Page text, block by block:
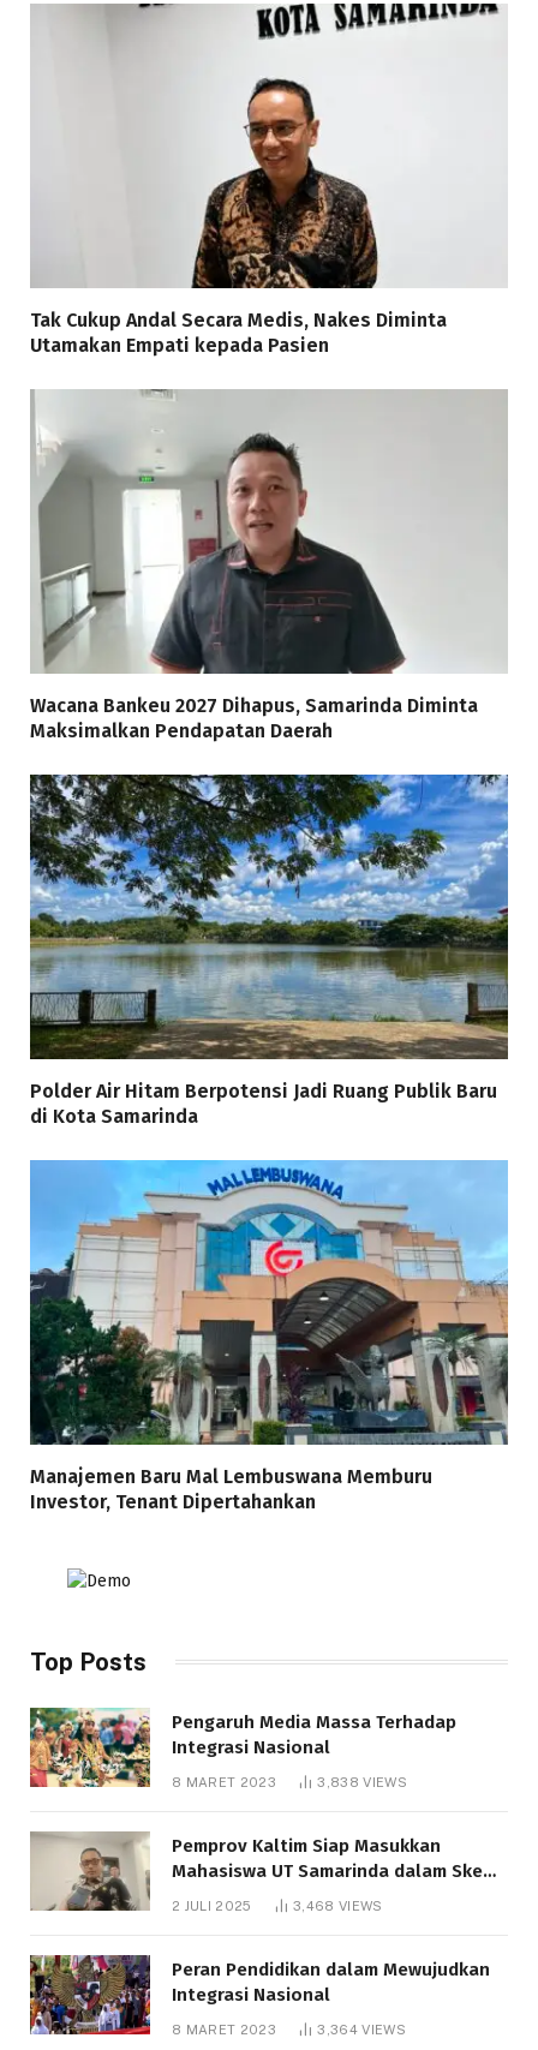
Tak Cukup Andal Secara Medis, Nakes Diminta
Utamakan Empati kepada Pasien
Wacana Bankeu 2027 Dihapus, Samarinda Diminta
Maksimalkan Pendapatan Daerah
Polder Air Hitam Berpotensi Jadi Ruang Publik Baru
di Kota Samarinda
Manajemen Baru Mal Lembuswana Memburu
Investor, Tenant Dipertahankan
Top Posts
Pengaruh Media Massa Terhadap
Integrasi Nasional
8 MARET 2023 3,838VIEWS
Pemprov Kaltim Siap Masukkan
Mahasiswa UT Samarinda dalam Skema
Bantuan Pendidikan Gratispol
2 JULI 2025 3,468 VIEWS
Peran Pendidikan dalam Mewujudkan
Integrasi Nasional
8 MARET 2023 3,364VIEWS